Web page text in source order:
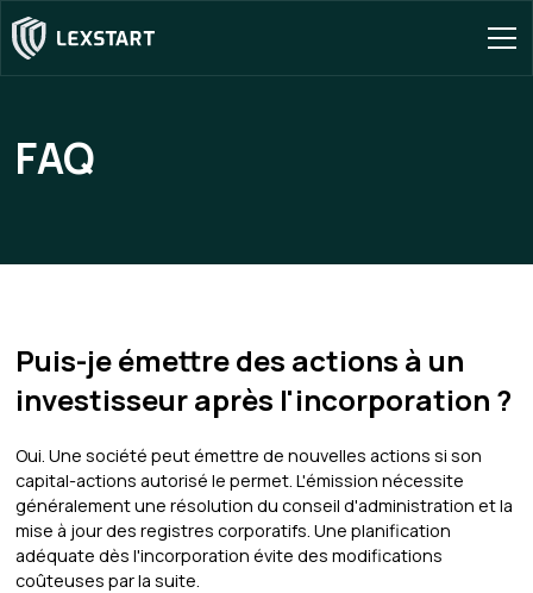
FAQ
Puis-je émettre des actions à un
investisseur après l'incorporation ?
Oui. Une société peut émettre de nouvelles actions si son
capital-actions autorisé le permet. L'émission nécessite
généralement une résolution du conseil d'administration et la
mise à jour des registres corporatifs. Une planification
adéquate dès l'incorporation évite des modifications
coûteuses par la suite.